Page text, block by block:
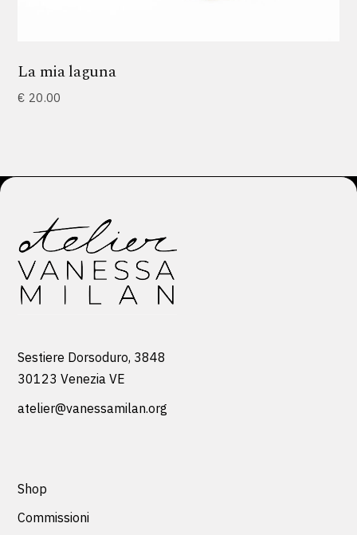
La mia laguna
€ 20.00
Sestiere Dorsoduro, 3848
30123 Venezia VE
atelier@vanessamilan.org
Shop
Commissioni